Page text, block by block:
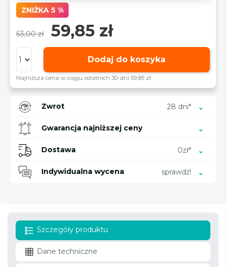
ZNIŻKA 5 %
63,00 zł 59,85 zł
Dodaj do koszyka
Najniższa cena w ciągu ostatnich 30 dni 59,85 zł
Zwrot 28 dni*
Gwarancja najniższej ceny
Dostawa 0zł*
Indywidualna wycena sprawdź!
Szczegóły produktu
Dane techniczne